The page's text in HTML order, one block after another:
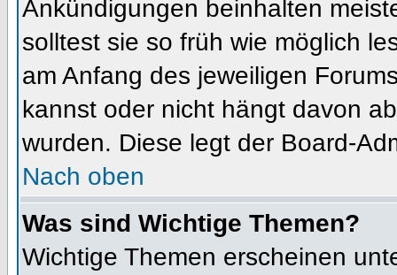
Ankündigungen beinhalten
solltest sie so früh wie möglich
am Anfang des jeweiligen
kannst oder nicht hängt davon
wurden. Diese legt der Board-
Nach oben
Was sind Wichtige Themen?
Wichtige Themen erscheinen